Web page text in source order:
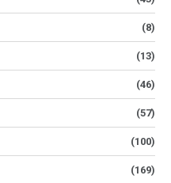
(8)
(13)
(46)
(57)
(100)
(169)